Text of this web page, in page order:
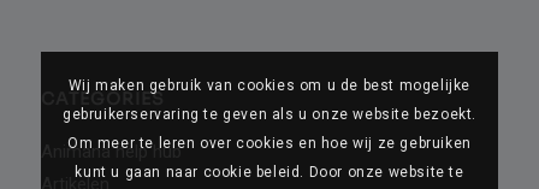
CATEGORIES
Animana help hub
Artikelen
Wij maken gebruik van cookies om u de best mogelijke
gebruikerservaring te geven als u onze website bezoekt.
Om meer te leren over cookies en hoe wij ze gebruiken
kunt u gaan naar cookie beleid. Door onze website te